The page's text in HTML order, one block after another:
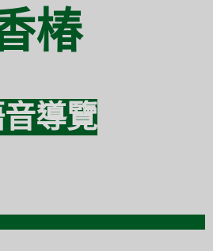
椿
導覽